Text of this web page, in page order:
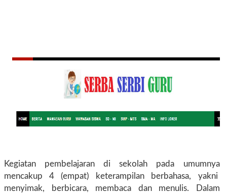
Kegiatan pembelajaran di sekolah pada umumnya
mencakup 4 (empat) keterampilan berbahasa, yakni
menyimak, berbicara, membaca dan menulis. Dalam